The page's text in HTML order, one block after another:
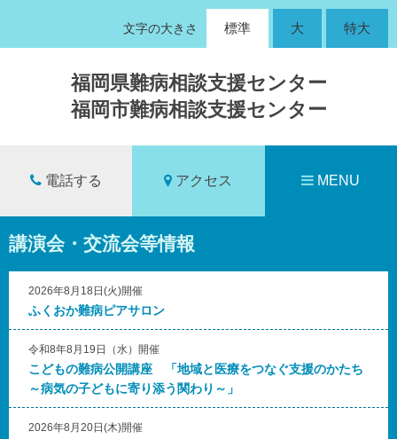
文字の大きさ 標準 大 特大
福岡県難病相談支援センター
福岡市難病相談支援センター
電話する アクセス MENU
講演会・交流会等情報
2026年8月18日(火)開催
ふくおか難病ピアサロン
令和8年8月19日（水）開催
こどもの難病公開講座 「地域と医療をつなぐ支援のかたち
～病気の子どもに寄り添う関わり～」
2026年8月20日(木)開催